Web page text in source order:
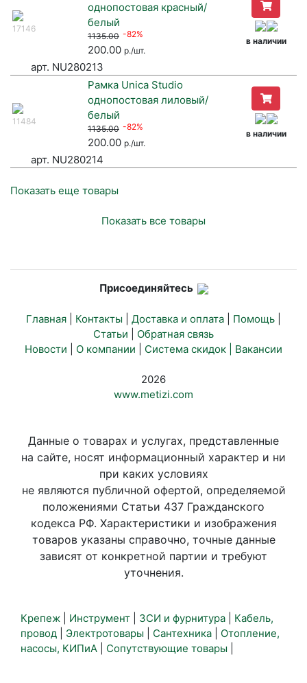
17146
однопостовая красный/
белый
1135.00 -82%
200.00 р./шт.
в наличии
арт. NU280213
11484
Рамка Unica Studio
однопостовая лиловый/
белый
1135.00 -82%
200.00 р./шт.
в наличии
арт. NU280214
Показать еще товары
Показать все товары
Присоединяйтесь
Главная Контакты Доставка и оплата Помощь
Статьи
Обратная связь
Новости
О компании Система скидок | Вакансии
2026
www.metizi.com
Данные о товарах и услугах, представленные
на сайте, носят информационный характер и ни
при каких условиях
не являются публичной офертой, определяемой
положениями Статьи 437 Гражданского
кодекса РФ. Характеристики и изображения
товаров указаны справочно, точные данные
зависят от конкретной партии и требуют
уточнения.
Крепеж Инструмент ЗСИ и фурнитура
Кабель,
провод
Электротовары Сантехника
Отопление,
насосы, КИПиА
Сопутствующие товары